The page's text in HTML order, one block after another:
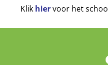
Klik hiervoor het